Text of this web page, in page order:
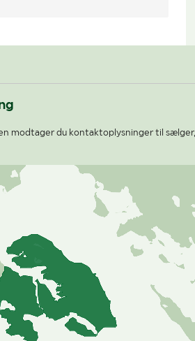
modtager du kontaktoplysninger til